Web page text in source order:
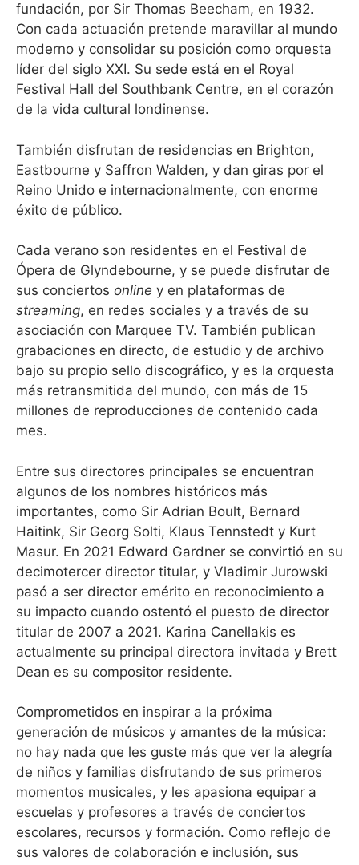
fundación, por Sir Thomas Beecham, en 1932.
Con cada actuación pretende maravillar al mundo
moderno y consolidar su posición como orquesta
líder del siglo XXI. Su sede está en el Royal
Festival Hall del Southbank Centre, en el corazón
de la vida cultural londinense.
También disfrutan de residencias en Brighton,
Eastbourne y Saffron Walden, y dan giras por el
Reino Unido e internacionalmente, con enorme
éxito de público.
Cada verano son residentes en el Festival de
Ópera de Glyndebourne, y se puede disfrutar de
sus conciertos online y en plataformas de
streaming, en redes sociales y a través de su
asociación con Marquee TV. También publican
grabaciones en directo, de estudio y de archivo
bajo su propio sello discográfico, y es la orquesta
más retransmitida del mundo, con más de 15
millones de reproducciones de contenido cada
mes.
Entre sus directores principales se encuentran
algunos de los nombres históricos más
importantes, como Sir Adrian Boult, Bernard
Haitink, Sir Georg Solti, Klaus Tennstedt y Kurt
Masur. En 2021 Edward Gardner se convirtió en su
decimotercer director titular, y Vladimir Jurowski
pasó a ser director emérito en reconocimiento a
su impacto cuando ostentó el puesto de director
titular de 2007 a 2021. Karina Canellakis es
actualmente su principal directora invitada y Brett
Dean es su compositor residente.
Comprometidos en inspirar a la próxima
generación de músicos y amantes de la música:
no hay nada que les guste más que ver la alegría
de niños y familias disfrutando de sus primeros
momentos musicales, y les apasiona equipar a
escuelas y profesores a través de conciertos
escolares, recursos y formación. Como reflejo de
sus valores de colaboración e inclusión, sus